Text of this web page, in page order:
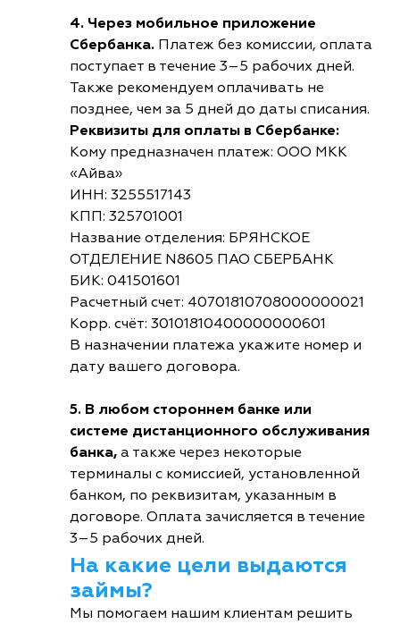
4. Через мобильное приложение
Сбербанка. Платеж без комиссии, оплата
поступает в течение 3–5 рабочих дней.
Также рекомендуем оплачивать не
позднее, чем за 5 дней до даты списания.
Реквизиты для оплаты в Сбербанке:
Кому предназначен платеж: ООО МКК
«Айва»
ИНН: 3255517143
КПП: 325701001
Название отделения: БРЯНСКОЕ
ОТДЕЛЕНИЕ N8605 ПАО СБЕРБАНК
БИК: 041501601
Расчетный счет: 40701810708000000021
Корр. счёт: 30101810400000000601
В назначении платежа укажите номер и
дату вашего договора.
5. В любом стороннем банке или
системе дистанционного обслуживания
банка, а также через некоторые
терминалы с комиссией, установленной
банком, по реквизитам, указанным в
договоре. Оплата зачисляется в течение
3–5 рабочих дней.
На какие цели выдаются
займы?
Мы помогаем нашим клиентам решить